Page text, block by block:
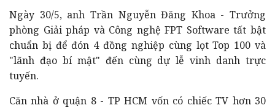
Ngày 30/5, anh Trần Nguyễn Đăng Khoa - Trưởng
phòng Giải pháp và Công nghệFPT Software tất bật
chuẩn bị để đón 4 đồng nghiệp cùng lọt Top 100 và
"lãnh đạo bí mật" đến cùng dự lễ vinh danh trực
tuyến.
Căn nhà ở quận 8 - TP HCM vốn có chiếc TV hơn 30